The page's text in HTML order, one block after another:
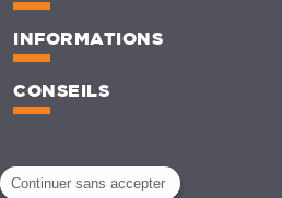
Continuer sans accepter
INFORMATIONS
CONSEILS